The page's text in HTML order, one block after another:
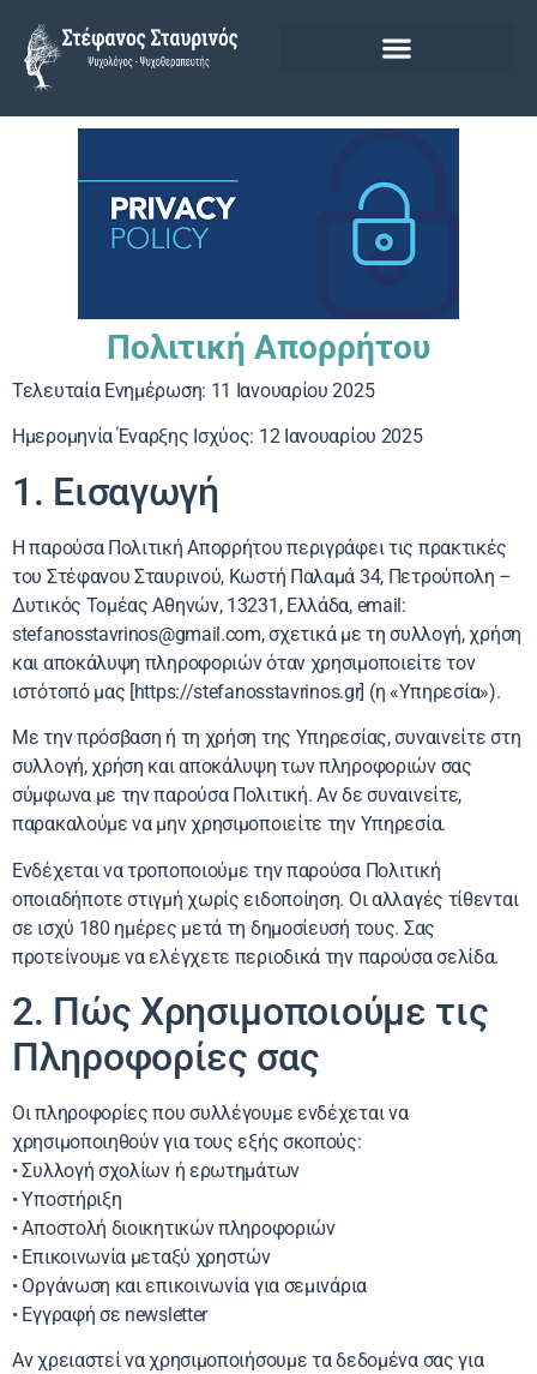
Πολιτική Απορρήτου
Τελευταία Ενημέρωση: 11 Ιανουαρίου 2025
Ημερομηνία Έναρξης Ισχύος: 12 Ιανουαρίου 2025
1. Εισαγωγή
Η παρούσα Πολιτική Απορρήτου περιγράφει τις πρακτικές
του Στέφανου Σταυρινού, Κωστή Παλαμά 34, Πετρούπολη –
Δυτικός Τομέας Αθηνών, 13231, Ελλάδα, email:
stefanosstavrinos@gmail.com, σχετικά με τη συλλογή, χρήση
και αποκάλυψη πληροφοριών όταν χρησιμοποιείτε τον
ιστότοπό μας [https://stefanosstavrinos.gr] (η «Υπηρεσία»).
Με την πρόσβαση ή τη χρήση της Υπηρεσίας, συναινείτε στη
συλλογή, χρήση και αποκάλυψη των πληροφοριών σας
σύμφωνα με την παρούσα Πολιτική. Αν δε συναινείτε,
παρακαλούμε να μην χρησιμοποιείτε την Υπηρεσία.
Ενδέχεται να τροποποιούμε την παρούσα Πολιτική
οποιαδήποτε στιγμή χωρίς ειδοποίηση. Οι αλλαγές τίθενται
σε ισχύ 180 ημέρες μετά τη δημοσίευσή τους. Σας
προτείνουμε να ελέγχετε περιοδικά την παρούσα σελίδα.
2. Πώς Χρησιμοποιούμε τις
Πληροφορίες σας
Οι πληροφορίες που συλλέγουμε ενδέχεται να
χρησιμοποιηθούν για τους εξής σκοπούς:
• Συλλογή σχολίων ή ερωτημάτων
• Υποστήριξη
• Αποστολή διοικητικών πληροφοριών
• Επικοινωνία μεταξύ χρηστών
• Οργάνωση και επικοινωνία για σεμινάρια
• Εγγραφή σε newsletter
Αν χρειαστεί να χρησιμοποιήσουμε τα δεδομένα σας για